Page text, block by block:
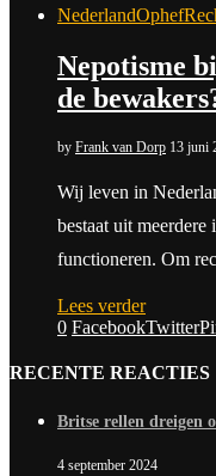
NederlandOphef
Nepotisme
de
by Frank van Dorp 13 juni
Wij leven in
bestaat uit meerdere
functioneren. Om
Lees verder
0 FacebookTwitter
RECENTE REACTIES
Britse rellen dreigen
4 september 2024